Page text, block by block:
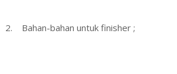
2. Bahan-bahan untuk finisher ;